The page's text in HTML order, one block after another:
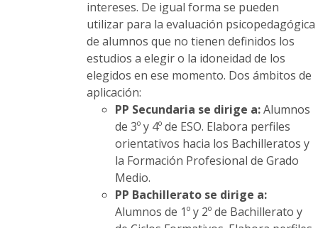
intereses. De igual forma se pueden
utilizar para la evaluación psicopedagógica
de alumnos que no tienen definidos los
estudios a elegir o la idoneidad de los
elegidos en ese momento. Dos ámbitos de
aplicación:
PP Secundaria se dirige a:Alumnos
de 3º y 4º de ESO. Elabora perfiles
orientativos hacia los Bachilleratos y
la Formación Profesional de Grado
Medio.
PP Bachillerato se dirige a:
Alumnos de 1º y 2º de Bachillerato y